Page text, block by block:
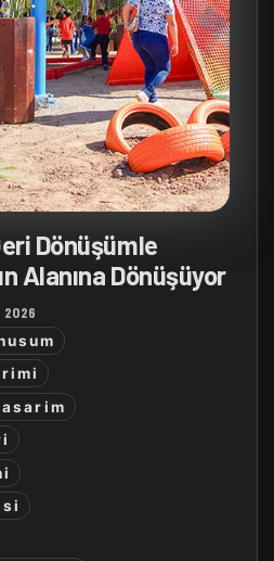
Dönüşümle
Alanına Dönüşüyor